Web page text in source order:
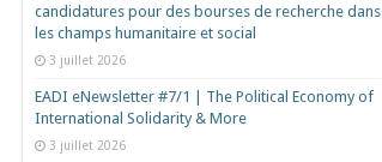
candidatures pour des bourses de recherche dans
les champs humanitaire et social
3 juillet 2026
EADI eNewsletter #7/1 | The Political Economy of
International Solidarity & More
3 juillet 2026